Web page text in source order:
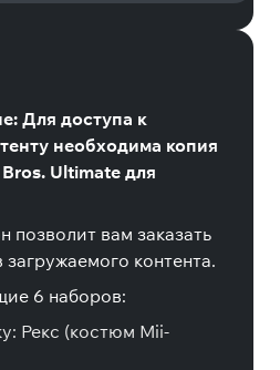
Для доступа к
необходима копия
Ultimate для
позволит вам заказать
контента.
6 наборов:
Рекс (костюм Mii-